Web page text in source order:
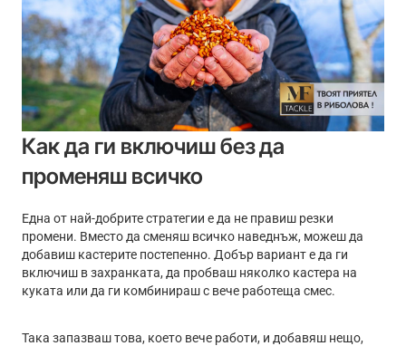
Как да ги включиш без да
променяш всичко
Една от най-добрите стратегии е да не правиш резки
промени. Вместо да сменяш всичко наведнъж, можеш да
добавиш кастерите постепенно. Добър вариант е да ги
включиш в захранката, да пробваш няколко кастера на
куката или да ги комбинираш с вече работеща смес.
Така запазваш това, което вече работи, и добавяш нещо,